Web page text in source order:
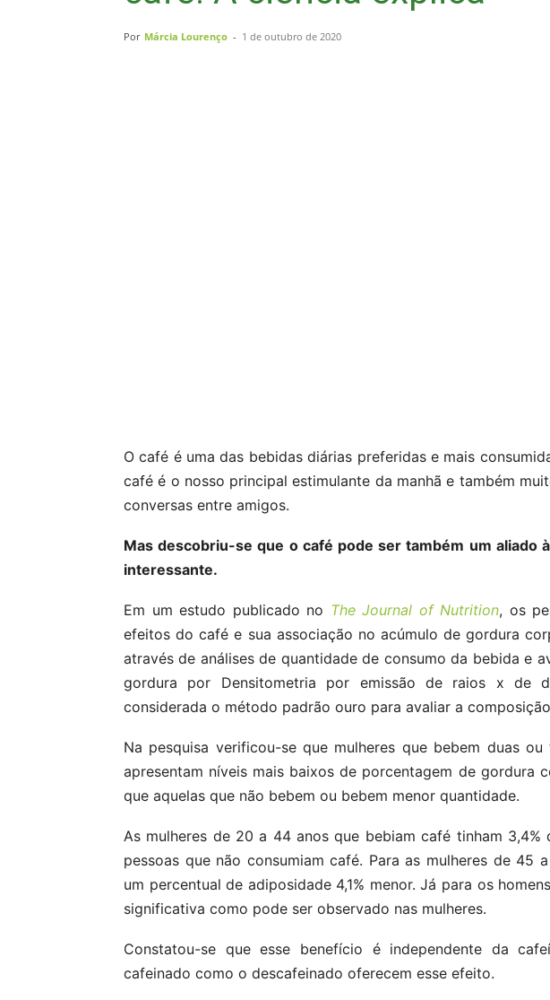
Por Márcia Lourenço - 1 de outubro de 2020
O café é uma das bebidas diárias preferidas e mais
café é o nosso principal estimulante da manhã e também
conversas entre amigos.
Mas descobriu-se que o café pode ser também um aliado
interessante.
Em um estudo publicado no The Journal of Nutrition, os
efeitos do café e sua associação no acúmulo de gordura
através de análises de quantidade de consumo da bebida e
gordura por Densitometria por emissão de raios x de
considerada o método padrão ouro para avaliar a
Na pesquisa verificou-se que mulheres que bebem duas
apresentam níveis mais baixos de porcentagem de gordura
que aquelas que não bebem ou bebem menor quantidade.
As mulheres de 20 a 44 anos que bebiam café tinham
pessoas que não consumiam café. Para as mulheres de 45
um percentual de adiposidade 4,1% menor. Já para os
significativa como pode ser observado nas mulheres.
Constatou-se que esse benefício é independente da
cafeinado como o descafeinado oferecem esse efeito.